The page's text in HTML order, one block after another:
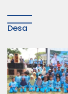
Desa